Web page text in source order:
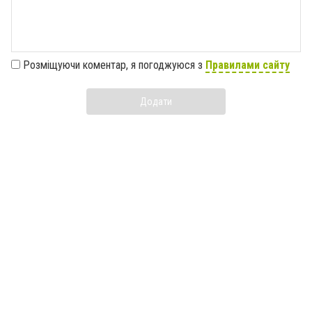
Розміщуючи коментар, я погоджуюся з Правилами сайту
Додати